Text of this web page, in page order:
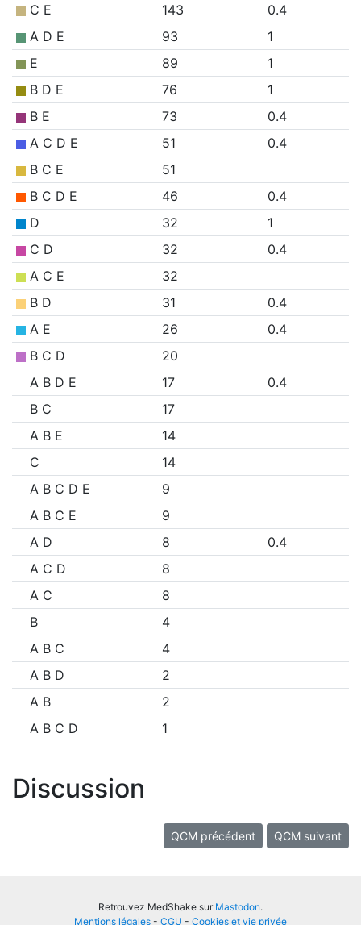
C E
143
0.4
A D E
93
1
E
89
1
B D E
76
1
B E
73
0.4
A C D E
51
0.4
B C E
51
B C D E
46
0.4
D
32
1
C D
32
0.4
A C E
32
B D
31
0.4
A E
26
0.4
B C D
20
A B D E
17
0.4
B C
17
A B E
14
C
14
A B C D E
9
A B C E
9
A D
8
0.4
A C D
8
A C
8
B
4
A B C
4
A B D
2
A B
2
A B C D
1
Discussion
QCM précédent QCM suivant
Retrouvez MedShake sur Mastodon.
Mentions légales - CGU - Cookies et vie privée